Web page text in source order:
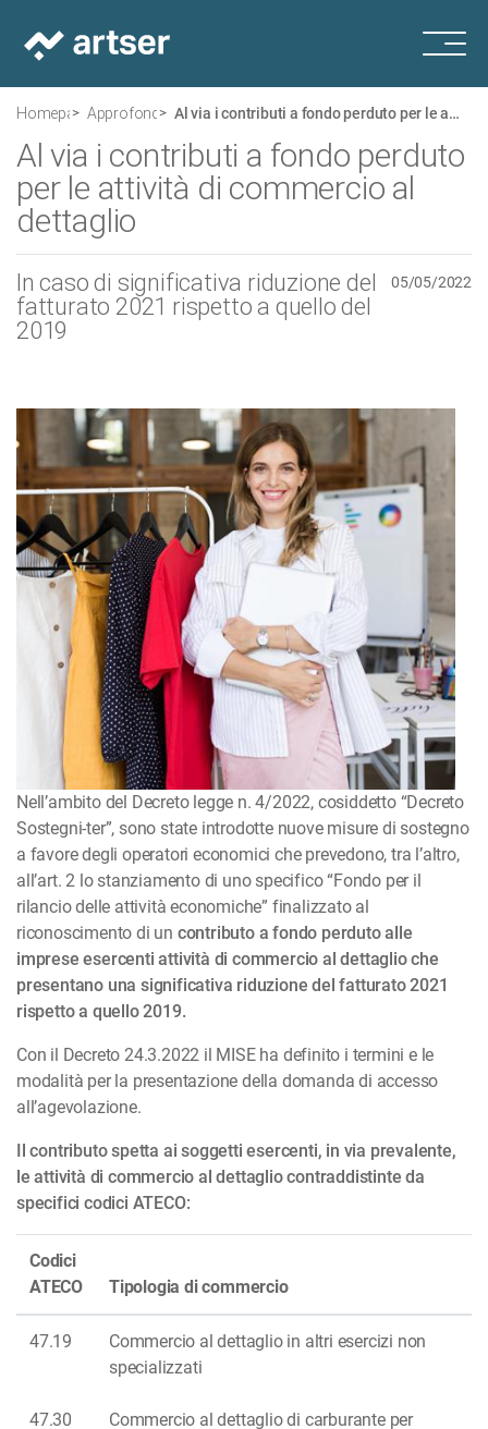
HomepageApprofondimenti Al via i contributi a fondo perduto per le attività di commercio al dettaglio
Al via i contributi a fondo perduto
per le attività di commercio al
dettaglio
In caso di significativa riduzione del
fatturato 2021 rispetto a quello del
2019
05/05/2022
Nell’ambito del Decreto legge n. 4/2022, cosiddetto “Decreto
Sostegni-ter”, sono state introdotte nuove misure di sostegno
a favore degli operatori economici che prevedono, tra l’altro,
all’art. 2 lo stanziamento di uno specifico “Fondo per il
rilancio delle attività economiche” finalizzato al
riconoscimento di un contributo a fondo perduto alle
imprese esercenti attività di commercio al dettaglio che
presentano una significativa riduzione del fatturato 2021
rispetto a quello 2019.
Con il Decreto 24.3.2022 il MISE ha definito i termini e le
modalità per la presentazione della domanda di accesso
all’agevolazione.
Il contributo spetta ai soggetti esercenti, in via prevalente,
le attività di commercio al dettaglio contraddistinte da
specifici codici ATECO:
Codici
ATECO
Tipologia di commercio
47.19
Commercio al dettaglio in altri esercizi non
specializzati
47.30
Commercio al dettaglio di carburante per